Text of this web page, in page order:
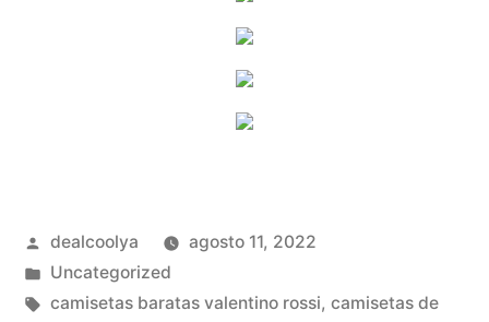
Publicado
por
dealcoolya
agosto 11, 2022
Publicado
en
Uncategorized
Etiquetas:
camisetas baratas valentino rossi, camisetas de